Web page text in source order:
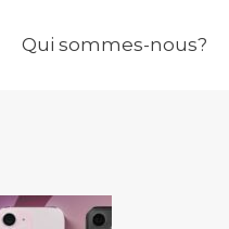
Qui sommes-nous?